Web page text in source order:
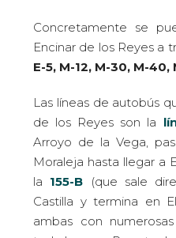
Concretamente se
Encinar de los Reyes a
E-5, M-12, M-30, M-40,
Las líneas de autobús
de los Reyes son la
Arroyo de la Vega,
Moraleja hasta llegar a
la 155-B (que sale
Castilla y termina en
ambas con